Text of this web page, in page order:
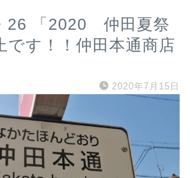
26 「2020 仲田夏祭
です！！仲田本通商店
2020年7月15日